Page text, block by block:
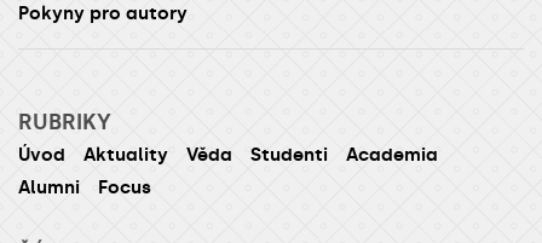
Pokyny pro autory
RUBRIKY
Úvod Aktuality Věda Studenti
Academia
Alumni
Focus